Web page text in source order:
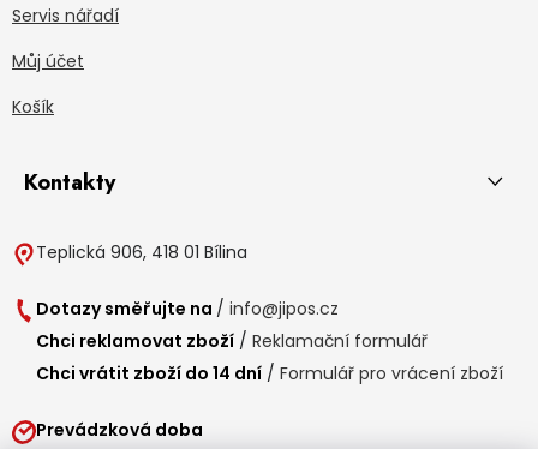
Servis nářadí
Můj účet
Košík
Kontakty
Teplická 906, 418 01 Bílina
Dotazy směřujte na / info@jipos.cz
Chci reklamovat zboží / Reklamační formulář
Chci vrátit zboží do 14 dní / Formulář pro vrácení zboží
Prevádzková doba